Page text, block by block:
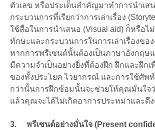
ตัวเลข หรือประเด็นสำคัญมาทำการนำเส
กระบวนการที่เรียกว่าการเล่าเรื่อง
ใช้สื่อในการนำเสนอ (Visual aid) ก็หรือไ
ทักษะและกระบวนการในการเล่าเรื่องข
หากการพรีเซนต์นั้นต้องเป็นภาษาอังกฤ
มีความจำเป็นอย่างยิ่งที่ต้องฝึก ฝึกและฝึก
ของทั้งประโยค ไวยากรณ์ และการใช้ศัพ
กว่านั้นการฝึกซ้อมนั้นจะช่วยให้คุณมั่นใจว่
แล้วคุณจะได้ไม่เกิดอาการประหม่าและดึ
3. พรีเซนต์อย่างมั่นใจ (Present